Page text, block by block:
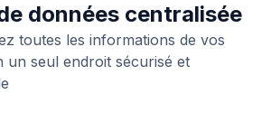
données centralisée
toutes les informations de vos
un seul endroit sécurisé et